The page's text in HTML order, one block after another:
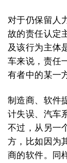
对于仍保留人
故的责任认定
及该行为主体
车来说，责任
有者中的某一
制造商、软件
计失误、汽车
不过，从另一
方，比如因为
商的软件。同